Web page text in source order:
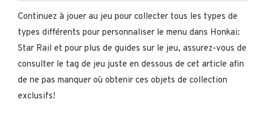
Continuez à jouer au jeu pour collecter tous les types de
types différents pour personnaliser le menu dans Honkai:
Star Rail et pour plus de guides sur le jeu, assurez-vous de
consulter le tag de jeu juste en dessous de cet article afin
de ne pas manquer où obtenir ces objets de collection
exclusifs!